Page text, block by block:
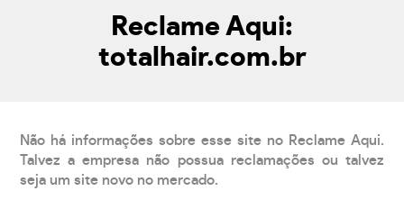
Reclame Aqui:
totalhair.com.br
Não há informações sobre esse site no Reclame Aqui.
Talvez a empresa não possua reclamações ou talvez
seja um site novo no mercado.